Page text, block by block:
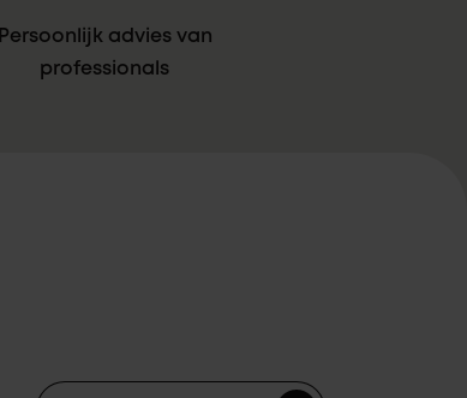
Persoonlijk advies van
professionals